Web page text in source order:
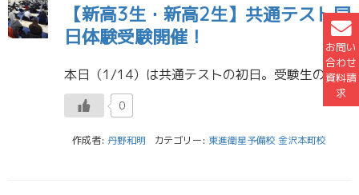
お問い
合わせ
資料請
求
【新高3生・新高2生】共通テスト同
日体験受験開催！
本日（1/14）は共通テストの初日。受験生の皆さんは、大変、お疲れ様でした。 明日に向けて、ゆっくり休むなり、総点検をするなりして、２日目の理系科目に備えてください。 ／ 新高3生・新高2生も金沢本町校において、真剣勝負 […]
0
作成者: 丹野和明 カテゴリー: 東進衛星予備校 金沢本町校